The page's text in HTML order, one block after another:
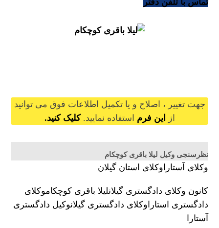
تماس با تلفن دفتر
جهت تغییر ، اصلاح و یا تکمیل اطلاعات فوق می توانید
از
این فرم استفاده نمایید. کلیک کنید.
نظرسنجی وکیل لیلا باقری کوچکام
وکلای آستارا وکلای استان گیلان
کانون وکلای دادگستری گیلانلیلا باقری کوچکاموکلای
دادگستری استارا وکلای دادگستری گیلانوکیل دادگستری
آستارا